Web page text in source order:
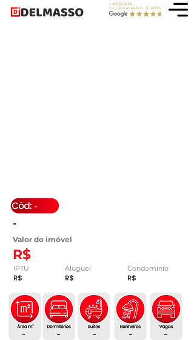
-
Valor do imóvel
R$
-
IPTU
R$
Aluguel Condomínio
R$ R$
-
-
- - -